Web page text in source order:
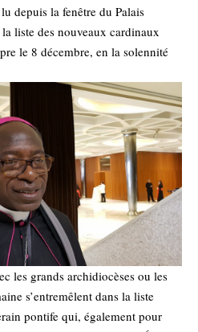
depuis la fenêtre du Palais
liste des nouveaux cardinaux
le 8 décembre, en la solennité
les grands archidiocèses ou les
s’entremêlent dans la liste
pontife qui, également pour